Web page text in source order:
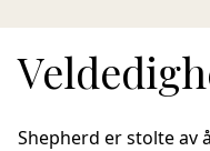
Shepherd er stolte av